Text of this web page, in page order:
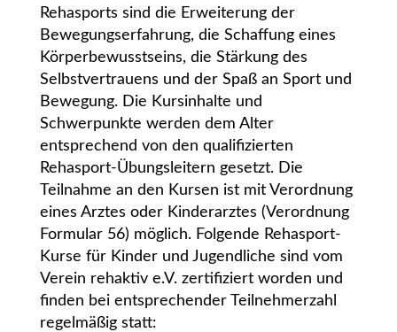
Rehasports sind die Erweiterung der
Bewegungserfahrung, die Schaffung eines
Körperbewusstseins, die Stärkung des
Selbstvertrauens und der Spaß an Sport und
Bewegung. Die Kursinhalte und
Schwerpunkte werden dem Alter
entsprechend von den qualifizierten
Rehasport-Übungsleitern gesetzt. Die
Teilnahme an den Kursen ist mit Verordnung
eines Arztes oder Kinderarztes (Verordnung
Formular 56) möglich. Folgende Rehasport-
Kurse für Kinder und Jugendliche sind vom
Verein rehaktiv e.V. zertifiziert worden und
finden bei entsprechender Teilnehmerzahl
regelmäßig statt: